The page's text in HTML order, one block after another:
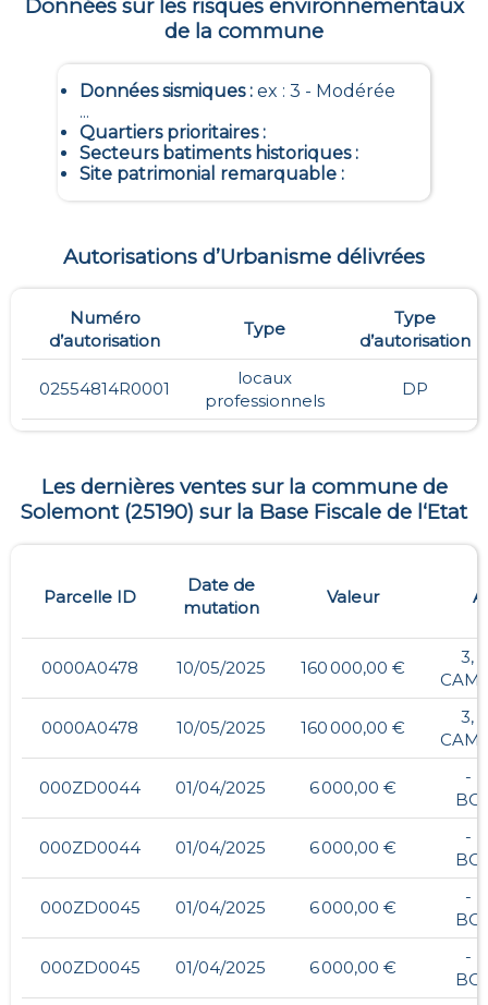
Données sur les risques environnementaux
de la commune
Données sismiques: ex : 3 - Modérée
...
Quartiers prioritaires:
Secteurs batiments historiques:
Site patrimonial remarquable:
Autorisations d’Urbanisme délivrées
Numéro
d’autorisation
Type
Type
d’autorisation
02554814R0001
locaux
professionnels
DP
Les dernières ventes sur la commune de
Solemont(25190) sur la Base Fiscale de l‘Etat
Parcelle ID
Date de
mutation
Valeur
0000A0478 10/05/2025 160 000,00 €
3,
0000A0478 10/05/2025 160 000,00 €
3,
000ZD0044 01/04/2025 6 000,00 €
- ,
000ZD0044 01/04/2025 6 000,00 €
- ,
000ZD0045 01/04/2025 6 000,00 €
- ,
000ZD0045 01/04/2025 6 000,00 €
- ,